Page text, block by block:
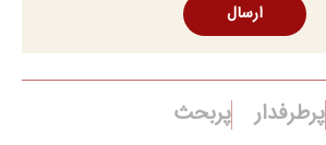
ارسال
پرطرفدار پربحث